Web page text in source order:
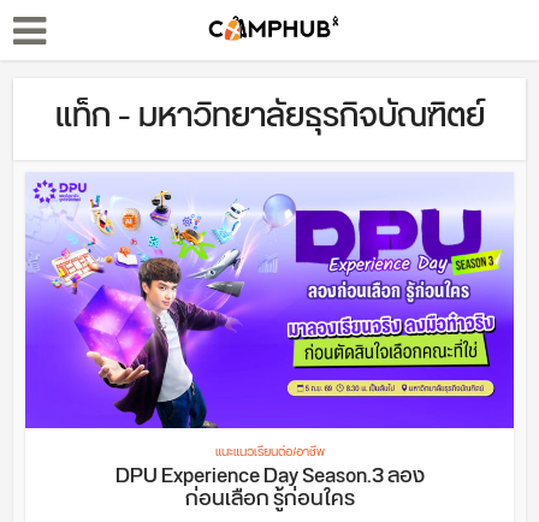
แท็ก - มหาวิทยาลัยธุรกิจบัณฑิตย์
แนะแนวเรียนต่อ/อาชีพ
DPU Experience Day Season.3 ลอง
ก่อนเลือก รู้ก่อนใคร